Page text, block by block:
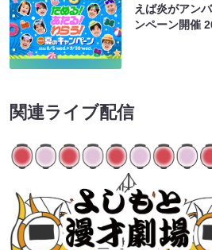
えば炎がアン
ンペーン開催
関連ライブ配信